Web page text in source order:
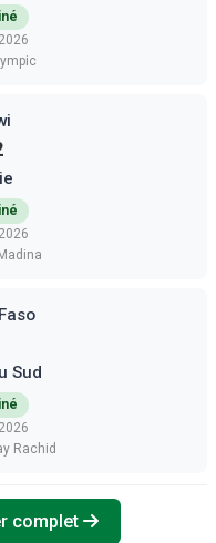
Sud
Rachid
complet